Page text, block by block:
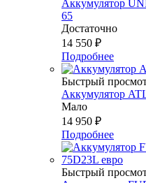
Аккумулятор
65
Достаточно
14 550 ₽
Подробнее
Быстрый
Аккумулятор
Мало
14 950 ₽
Подробнее
Быстрый